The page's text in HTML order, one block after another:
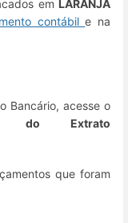
em LARANJA
contábile na
Bancário, acesse o
do Extrato
que foram